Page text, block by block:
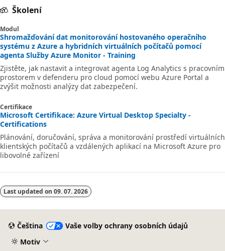
Školení
Modul
Shromažďování dat monitorování hostovaného operačního
systému z Azure a hybridních virtuálních počítačů pomocí
agenta Služby Azure Monitor - Training
Zjistěte, jak nastavit a integrovat agenta Log Analytics s pracovním
prostorem v defenderu pro cloud pomocí webu Azure Portal a
zvýšit možnosti analýzy dat zabezpečení.
Certifikace
Microsoft Certifikace: Azure Virtual Desktop Specialty -
Certifications
Plánování, doručování, správa a monitorování prostředí virtuálních
klientských počítačů a vzdálených aplikací na Microsoft Azure pro
libovolné zařízení
Last updated on 09. 07. 2026
Čeština
Vaše volby ochrany osobních údajů
Motiv